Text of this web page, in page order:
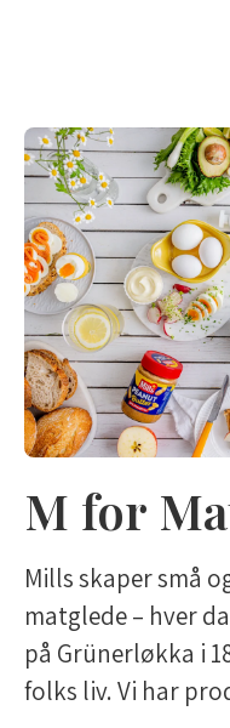
M for
Mills skaper små
matglede – hver
på Grünerløkka i
folks liv. Vi har